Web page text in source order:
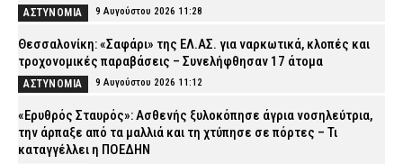
ΑΣΤΥΝΟΜΙΑ 9 Αυγούστου 2026 11:28
Θεσσαλονίκη: «Σαφάρι» της ΕΛ.ΑΣ. για ναρκωτικά, κλοπές και
τροχονομικές παραβάσεις – Συνελήφθησαν 17 άτομα
ΑΣΤΥΝΟΜΙΑ 9 Αυγούστου 2026 11:12
«Ερυθρός Σταυρός»: Ασθενής ξυλοκόπησε άγρια νοσηλεύτρια,
την άρπαξε από τα μαλλιά και τη χτύπησε σε πόρτες – Τι
καταγγέλλει η ΠΟΕΔΗΝ